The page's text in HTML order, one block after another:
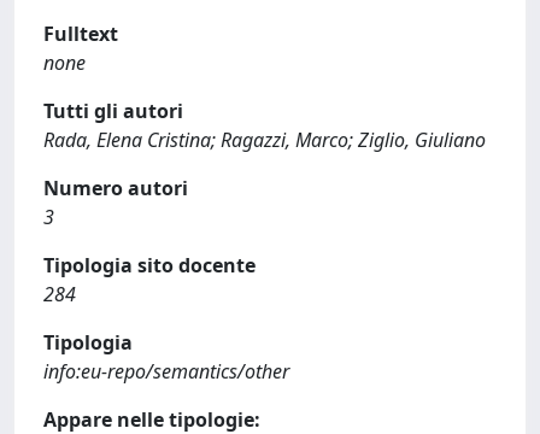
Fulltext
none
Tutti gli autori
Rada, Elena Cristina; Ragazzi, Marco; Ziglio, Giuliano
Numero autori
3
Tipologia sito docente
284
Tipologia
info:eu-repo/semantics/other
Appare nelle tipologie: